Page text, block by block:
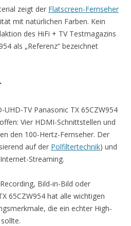
zeigt der Flatscreen-Fernseher
mit natürlichen Farben. Kein
des HiFi + TV Testmagazins
als „Referenz“ bezeichnet
TV Panasonic TX 65CZW954
Vier HDMI-Schnittstellen und
den 100-Hertz-Fernseher. Der
auf der Polfiltertechnik) und
Streaming.
Bild-in-Bild oder
65CZW954 hat alle wichtigen
die ein echter High-